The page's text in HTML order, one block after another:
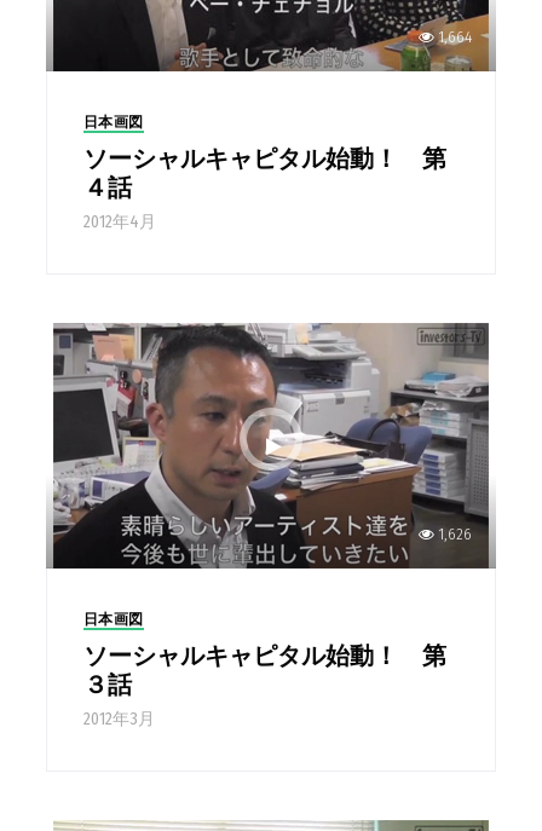
1,664
日本画図
ソーシャルキャピタル始動！ 第
４話
2012年4月
1,626
日本画図
ソーシャルキャピタル始動！ 第
３話
2012年3月